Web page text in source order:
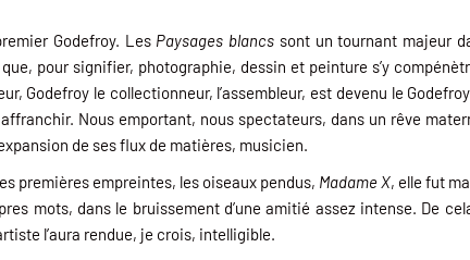
Godefroy. Les Paysages blancs sont un tournant majeur
pour signifier, photographie, dessin et peinture s’y
Godefroy le collectionneur, l’assembleur, est devenu le
Nous emportant, nous spectateurs, dans un rêve
de ses flux de matières, musicien.
premières empreintes, les oiseaux pendus, Madame X, elle fut
mots, dans le bruissement d’une amitié assez intense. De
l’aura rendue, je crois, intelligible.